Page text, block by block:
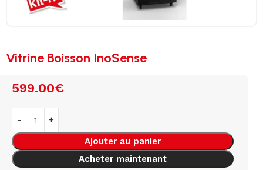
Vitrine Boisson InoSense
599.00€
Ajouter au panier
Acheter maintenant